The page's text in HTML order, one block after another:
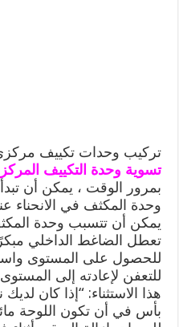
تركيب وحدات تكييف
تسوية وحدة التكييف
بمرور الوقت ، يمكن أن
وحدة المكثف في الانحناء
يمكن أن تتسبب وحدة
تعطل الضاغط الداخلي
للحصول على المستوى
للتعفن لإعادته إلى
هذا الاستثناء: “إذا كان
بأس في أن تكون اللوحة